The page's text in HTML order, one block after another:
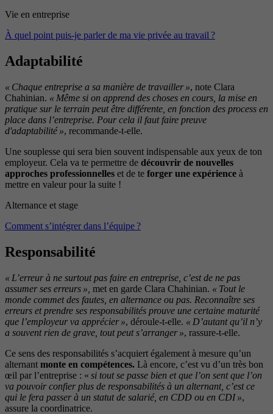
Vie en entreprise
À quel point puis-je parler de ma vie privée au travail ?
Adaptabilité
« Chaque entreprise a sa manière de travailler », note Clara
Chahinian. « Même si on apprend des choses en cours, la mise en
pratique sur le terrain peut être différente, en fonction des process en
place dans l’entreprise. Pour cela il faut faire preuve
d'adaptabilité », recommande-t-elle.
Une souplesse qui sera bien souvent indispensable aux yeux de ton
employeur. Cela va te permettre de découvrir de nouvelles
approches professionnelles et de te forger une expérience à
mettre en valeur pour la suite !
Alternance et stage
Comment s’intégrer dans l’équipe ?
Responsabilité
« L’erreur à ne surtout pas faire en entreprise, c’est de ne pas
assumer ses erreurs », met en garde Clara Chahinian. « Tout le
monde commet des fautes, en alternance ou pas. Reconnaître ses
erreurs et prendre ses responsabilités prouve une certaine maturité
que l’employeur va apprécier », déroule-t-elle. « D’autant qu’il n’y
a souvent rien de grave, tout peut s’arranger », rassure-t-elle.
Ce sens des responsabilités s’acquiert également à mesure qu’un
alternant monte en compétences. Là encore, c’est vu d’un très bon
œil par l’entreprise : « si tout se passe bien et que l’on sent que l’on
va pouvoir confier plus de responsabilités à un alternant, c’est ce
qui le fera passer à un statut de salarié, en CDD ou en CDI »,
assure la coordinatrice.